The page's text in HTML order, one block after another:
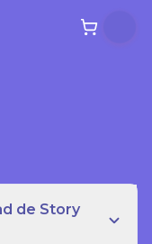
de Story